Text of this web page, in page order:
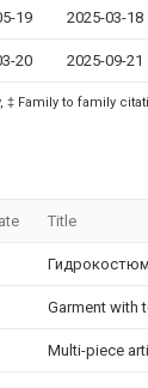
19 2025-03-18
20 2025-09-21
‡ Family to family
Title
Гидрокостюм
Garment with
Multi-piece